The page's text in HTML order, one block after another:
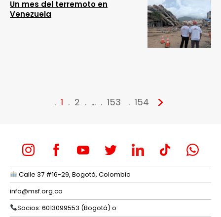
Un mes del terremoto en
Venezuela
1 2 … 153 154 >
Calle 37 #16-29, Bogotá, Colombia
info@msf.org.co
Socios: 6013099553 (Bogotá) o